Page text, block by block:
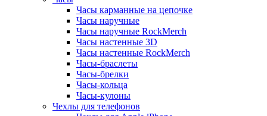
Часы карманные на цепочке
Часы наручные
Часы наручные RockMerch
Часы настенные 3D
Часы настенные RockMerch
Часы-браслеты
Часы-брелки
Часы-кольца
Часы-кулоны
Чехлы для телефонов